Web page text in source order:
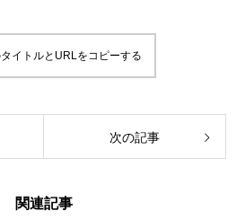
イトルとURLをコピーする
次の記事
関連記事